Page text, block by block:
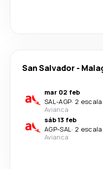
San Salvador -
mar 02 feb
SAL-AGP· 2
Avianca
sáb 13 feb
AGP-SAL· 2
Avianca